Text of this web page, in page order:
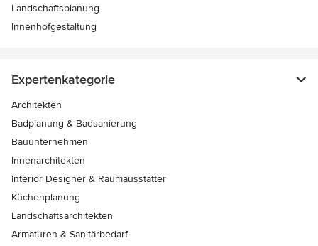
Landschaftsplanung
Innenhofgestaltung
Expertenkategorie
Architekten
Badplanung & Badsanierung
Bauunternehmen
Innenarchitekten
Interior Designer & Raumausstatter
Küchenplanung
Landschaftsarchitekten
Armaturen & Sanitärbedarf